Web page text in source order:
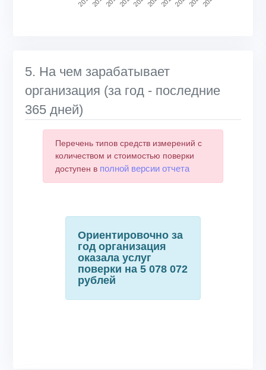
5. На чем зарабатывает
организация (за год - последние
365 дней)
Перечень типов средств измерений с
количеством и стоимостью поверки
доступен в полной версии отчета
Ориентировочно за
год организация
оказала услуг
поверки на 5 078 072
рублей